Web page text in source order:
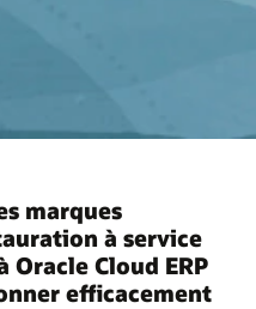
marques
à service
Cloud ERP
efficacement